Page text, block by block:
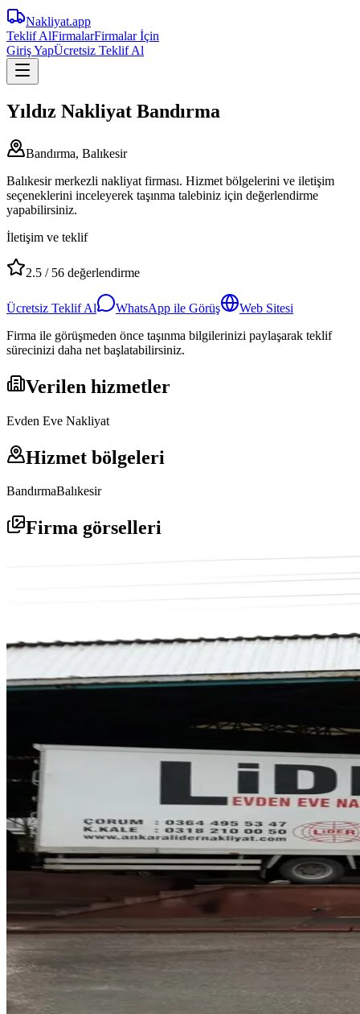
Nakliyat.app
Teklif AlFirmalarFirmalar İçin
Giriş YapÜcretsiz Teklif Al
Yıldız Nakliyat Bandırma
Bandırma, Balıkesir
Balıkesir merkezli nakliyat firması. Hizmet bölgelerini ve iletişim
seçeneklerini inceleyerek taşınma talebiniz için değerlendirme
yapabilirsiniz.
İletişim ve teklif
2.5 / 56 değerlendirme
Ücretsiz Teklif Al WhatsApp ile Görüş
Web Sitesi
Firma ile görüşmeden önce taşınma bilgilerinizi paylaşarak teklif
sürecinizi daha net başlatabilirsiniz.
Verilen hizmetler
Evden Eve Nakliyat
Hizmet bölgeleri
BandırmaBalıkesir
Firma görselleri